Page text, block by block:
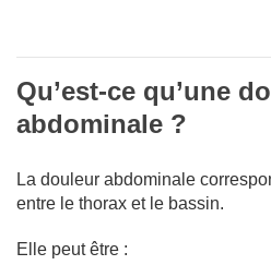
Qu’est-ce qu’une
abdominale ?
La douleur abdominale
entre le thorax et le bassin.
Elle peut être :